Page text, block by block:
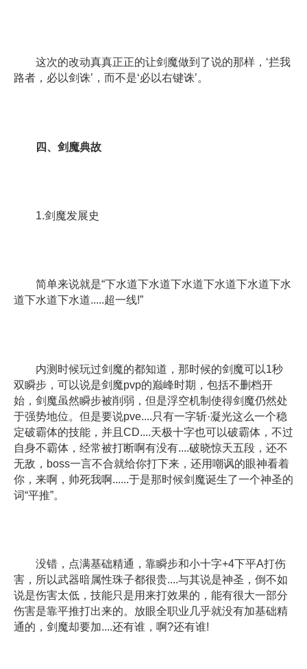
这次的改动真真正正的让剑魔做到了说的那样，‘拦我
路者，必以剑诛’，而不是‘必以右键诛’。
四、剑魔典故
1.剑魔发展史
简单来说就是“下水道下水道下水道下水道下水道下水
道下水道下水道.....超一线!”
内测时候玩过剑魔的都知道，那时候的剑魔可以1秒
双瞬步，可以说是剑魔pvp的巅峰时期，包括不删档开
始，剑魔虽然瞬步被削弱，但是浮空机制使得剑魔仍然处
于强势地位。但是要说pve....只有一字斩·凝光这么一个稳
定破霸体的技能，并且CD....天极十字也可以破霸体，不过
自身不霸体，经常被打断啊有没有....破晓惊天五段，还不
无敌，boss一言不合就给你打下来，还用嘲讽的眼神看着
你，来啊，帅死我啊......于是那时候剑魔诞生了一个神圣的
词“平推”。
没错，点满基础精通，靠瞬步和小十字+4下平A打伤
害，所以武器暗属性珠子都很贵....与其说是神圣，倒不如
说是伤害太低，技能只是用来打效果的，能有很大一部分
伤害是靠平推打出来的。放眼全职业几乎就没有加基础精
通的，剑魔却要加....还有谁，啊?还有谁!